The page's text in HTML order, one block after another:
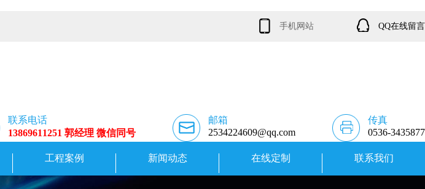
手机网站 QQ在线留言
联系电话
13869611251 郭经理 微信同号
邮箱
2534224609@qq.com
传真
0536-3435877
工程案例 新闻动态 在线定制 联系我们